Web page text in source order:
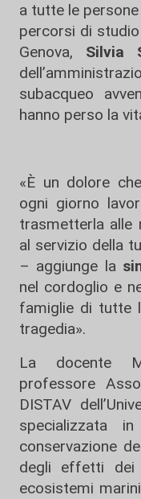
a tutte le
percorsi di
Genova, Silvia
subacqueo
hanno perso la
«È un dolore
ogni giorno
trasmetterla alle
al servizio della
– aggiunge la
nel cordoglio e
famiglie di tutte
tragedia».
La docente
professore
DISTAV dell’
specializzata
conservazione
degli effetti dei
ecosistemi